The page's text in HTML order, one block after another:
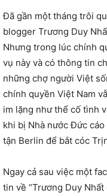
Đã gần một tháng trôi
blogger Trương Duy
Nhưng trong lúc chính
vụ này và có thông tin
những chợ người Việt
chính quyền Việt Nam
im lặng như thể cố tình
khi bị Nhà nước Đức
tận Berlin để bắt cóc
Ngay cả sau việc một
tin về “Trương Duy Nhất